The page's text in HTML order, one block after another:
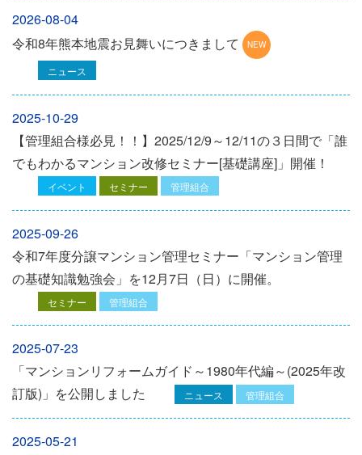
2026-08-04
令和8年熊本地震お見舞いにつきまして
ニュース
2025-10-29
【管理組合様必見！！】2025/12/9～12/11の３日間で「誰
でもわかるマンション改修セミナー[基礎講座]」開催！
イベント セミナー 管理組合
2025-09-26
令和7年度分譲マンション管理セミナー「マンション管理
の基礎知識勉強会」を12⽉7⽇（⽇）に開催。
セミナー 管理組合
2025-07-23
「マンションリフォームガイド～1980年代編～(2025年改
訂版)」を公開しました
ニュース 管理組合
2025-05-21